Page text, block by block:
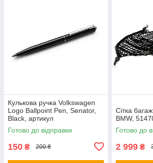
Кулькова ручка Volkswagen
Logo Ballpoint Pen, Senator,
Black, артикул
000087703ME041
Готово до відправки
150 ₴ 200 ₴
Сітка
BMW,
Готово до
2 999 ₴